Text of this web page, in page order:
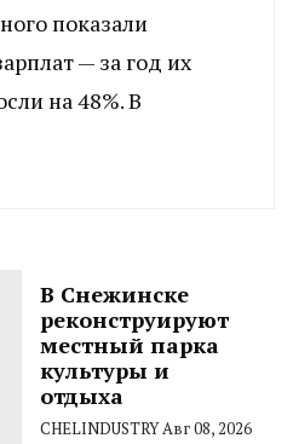
показали
— за год их
на 48%. В
В Снежинске
реконструируют
местный парка
культуры и
отдыха
CHELINDUSTRYАвг 08, 2026